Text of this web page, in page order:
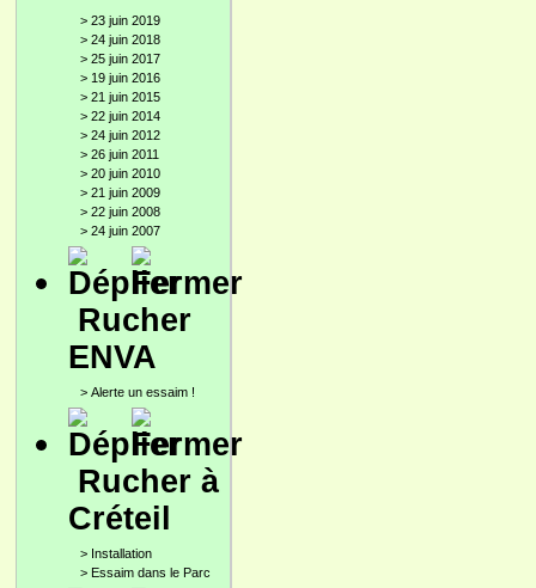
> 23 juin 2019
> 24 juin 2018
> 25 juin 2017
> 19 juin 2016
> 21 juin 2015
> 22 juin 2014
> 24 juin 2012
> 26 juin 2011
> 20 juin 2010
> 21 juin 2009
> 22 juin 2008
> 24 juin 2007
Rucher
ENVA
> Alerte un essaim !
Rucher à
Créteil
> Installation
> Essaim dans le Parc